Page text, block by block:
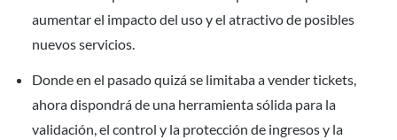
aumentar el impacto del uso y el atractivo de posibles
nuevos servicios.
Donde en el pasado quizá se limitaba a vender tickets,
ahora dispondrá de una herramienta sólida para la
validación, el control y la protección de ingresos y la